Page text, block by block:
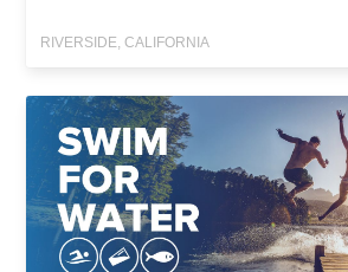
RIVERSIDE, CALIFORNIA